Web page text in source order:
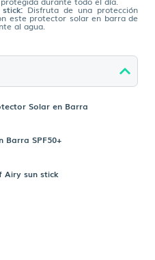
stick:Disfruta de una protección
este protector solar en barra de
al agua.
Solar en Barra
Barra SPF50+
Airy sun stick